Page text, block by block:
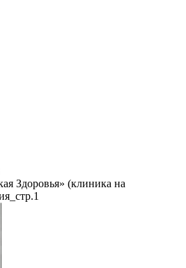
Здоровья» (клиника на